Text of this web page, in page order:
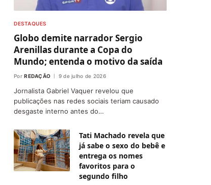
DESTAQUES
Globo demite narrador Sergio
Arenillas durante a Copa do
Mundo; entenda o motivo da saída
Por REDAÇÃO 9 de julho de 2026
Jornalista Gabriel Vaquer revelou que
publicações nas redes sociais teriam causado
desgaste interno antes do…
Tati Machado revela que
já sabe o sexo do bebê e
entrega os nomes
favoritos para o
segundo filho